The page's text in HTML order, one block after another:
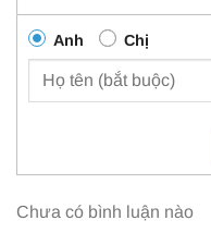
Anh Chị
Chưa có bình luận nào